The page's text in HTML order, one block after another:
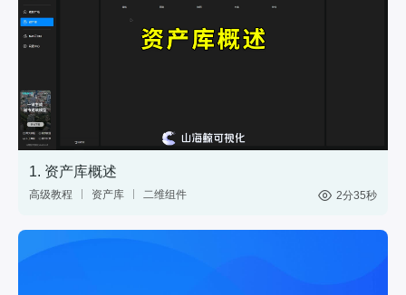
1. 资产库概述
高级教程 资产库
二维组件
2分35秒